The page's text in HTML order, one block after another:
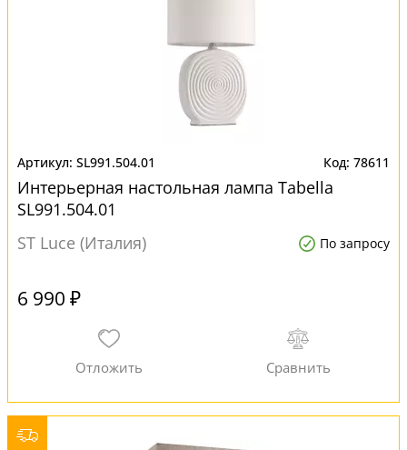
SL991.504.01 78611
Интерьерная настольная лампа Tabella
SL991.504.01
ST Luce (Италия)
По запросу
6 990 ₽